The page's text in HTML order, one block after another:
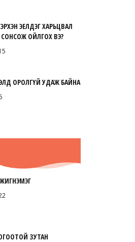
ЭЕЛДЭГ ХАРЬЦВАЛ
ОЙЛГОХ ВЭ?
ОРОЛГҮЙ УДАЖ БАЙНА
ЗУТАН